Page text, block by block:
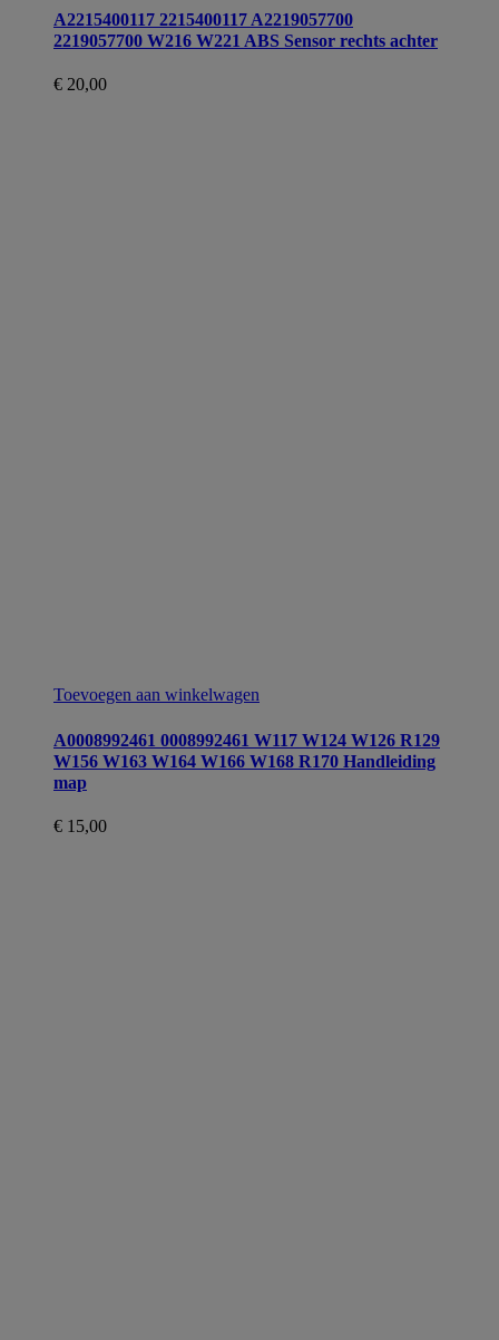
A2215400117 2215400117 A2219057700
2219057700 W216 W221 ABS Sensor rechts achter
€ 20,00
Toevoegen aan winkelwagen
A0008992461 0008992461 W117 W124 W126 R129
W156 W163 W164 W166 W168 R170 Handleiding
map
€ 15,00